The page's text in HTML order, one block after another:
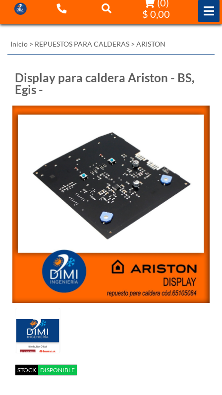
$ 0,00
Inicio > REPUESTOS PARA CALDERAS > ARISTON
Display para caldera Ariston - BS,
Egis -
STOCK DISPONIBLE